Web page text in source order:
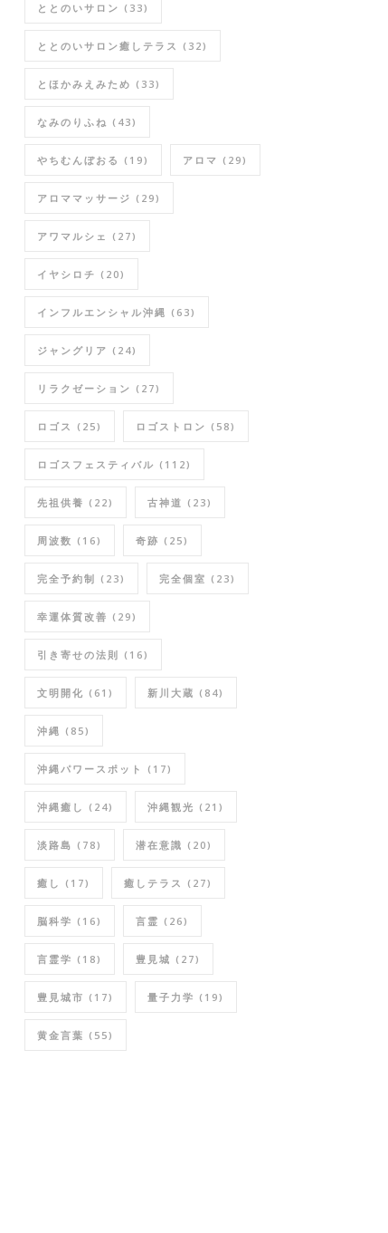
ととのいサロン (33)
ととのいサロン癒しテラス (32)
とほかみえみため (33)
なみのりふね (43)
やちむんぼおる (19) アロマ (29)
アロママッサージ (29)
アワマルシェ (27)
イヤシロチ (20)
インフルエンシャル沖縄 (63)
ジャングリア (24)
リラクゼーション (27)
ロゴス (25) ロゴストロン (58)
ロゴスフェスティバル (112)
先祖供養 (22) 古神道 (23)
周波数 (16) 奇跡 (25)
完全予約制 (23) 完全個室 (23)
幸運体質改善 (29)
引き寄せの法則 (16)
文明開化 (61) 新川大蔵 (84)
沖縄 (85)
沖縄パワースポット (17)
沖縄癒し (24) 沖縄観光 (21)
淡路島 (78) 潜在意識 (20)
癒し (17) 癒しテラス (27)
脳科学 (16) 言霊 (26)
言霊学 (18) 豊見城 (27)
豊見城市 (17) 量子力学 (19)
黄金言葉 (55)